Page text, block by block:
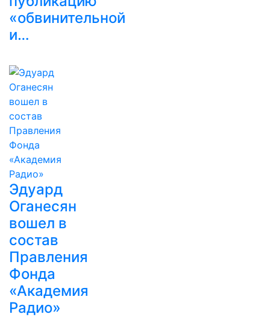
«обвинительной
и…
Эдуард
Оганесян
вошел в
состав
Правления
Фонда
«Академия
Радио»